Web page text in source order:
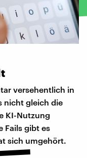
versehentlich in
nicht gleich die
KI-Nutzung
Fails gibt es
sich umgehört.